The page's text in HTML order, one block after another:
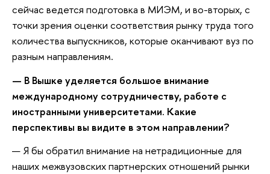
сейчас ведется подготовка в МИЭМ, и во-вторых, с
точки зрения оценки соответствия рынку труда того
количества выпускников, которые оканчивают вуз по
разным направлениям.
— В Вышке уделяется большое внимание
международному сотрудничеству, работе с
иностранными университетами. Какие
перспективы вы видите в этом направлении?
— Я бы обратил внимание на нетрадиционные для
наших межвузовских партнерских отношений рынки